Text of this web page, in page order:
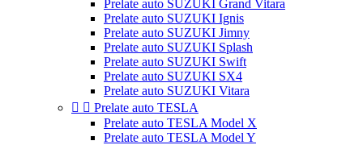
Prelate auto SUZUKI Grand Vitara
Prelate auto SUZUKI Ignis
Prelate auto SUZUKI Jimny
Prelate auto SUZUKI Splash
Prelate auto SUZUKI Swift
Prelate auto SUZUKI SX4
Prelate auto SUZUKI Vitara
  Prelate auto TESLA
Prelate auto TESLA Model X
Prelate auto TESLA Model Y